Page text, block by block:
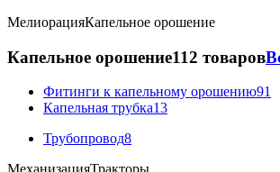
МелиорацияКапельное орошение
Капельное орошение112 товаров
Фитинги к капельному орошению91
Капельная трубка13
Трубопровод8